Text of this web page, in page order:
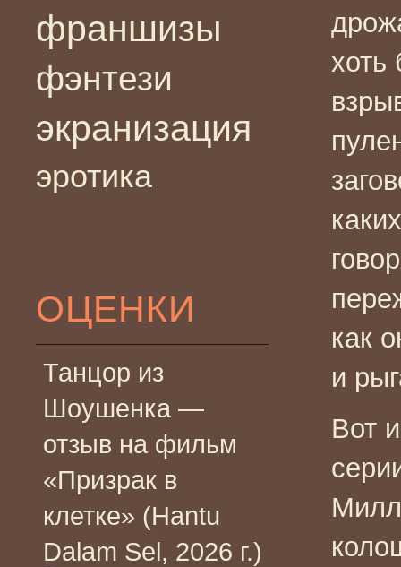
франшизы
фэнтези
экранизация
эротика
ОЦЕНКИ
Танцор из
Шоушенка —
отзыв на фильм
«Призрак в
клетке» (Hantu
Dalam Sel, 2026 г.)
хоть
как
и
Вот